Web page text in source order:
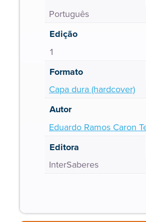
Português
Edição
1
Formato
Capa dura (hardcover)
Autor
Eduardo Ramos Caron
Editora
InterSaberes